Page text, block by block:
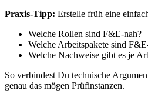
Praxis-Tipp: Erstelle früh eine
Welche Rollen sind F&E-nah?
Welche Arbeitspakete sind
Welche Nachweise gibt es je
So verbindest Du technische
genau das mögen Prüfinstanzen.